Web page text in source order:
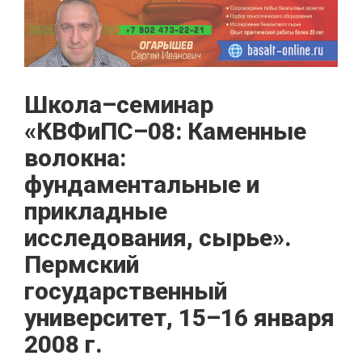
Школа–семинар
«КВФиПС–08: Каменные
волокна:
фундаментальные и
прикладные
исследования, сырье».
Пермский
государственный
университет, 15–16 января
2008 г.